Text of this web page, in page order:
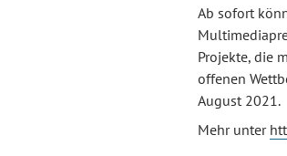
Ab sofort
Projekte, die
offenen
August 2021.
Mehr unter